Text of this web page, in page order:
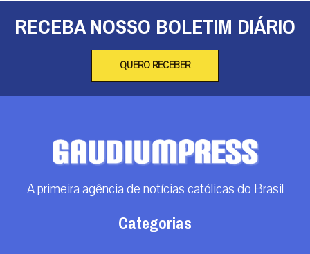
RECEBA NOSSO BOLETIM DIÁRIO
QUERO RECEBER
A primeira agência de notícias católicas do Brasil
Categorias